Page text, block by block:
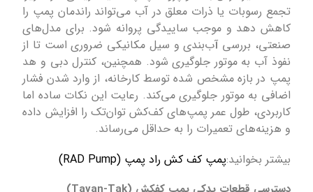
تجمع رسوبات یا ذرات معلق در آب می‌تواند راندمان پمپ را
کاهش دهد و موجب ساییدگی پروانه شود. برای مدل‌های
صنعتی، بررسی آب‌بندی و سیل مکانیکی ضروری است تا از
نفوذ آب به موتور جلوگیری شود. همچنین، کنترل دبی و هد
پمپ در بازه مشخص شده توسط کارخانه، از وارد شدن فشار
اضافی به موتور جلوگیری می‌کند. رعایت این نکات ساده اما
کاربردی، طول عمر پمپ‌های کف‌کش توان‌تک را افزایش داده
و هزینه‌های تعمیرات را به حداقل می‌رساند.
بیشتر بخوانید:پمپ کف کش راد پمپ (RAD Pump)